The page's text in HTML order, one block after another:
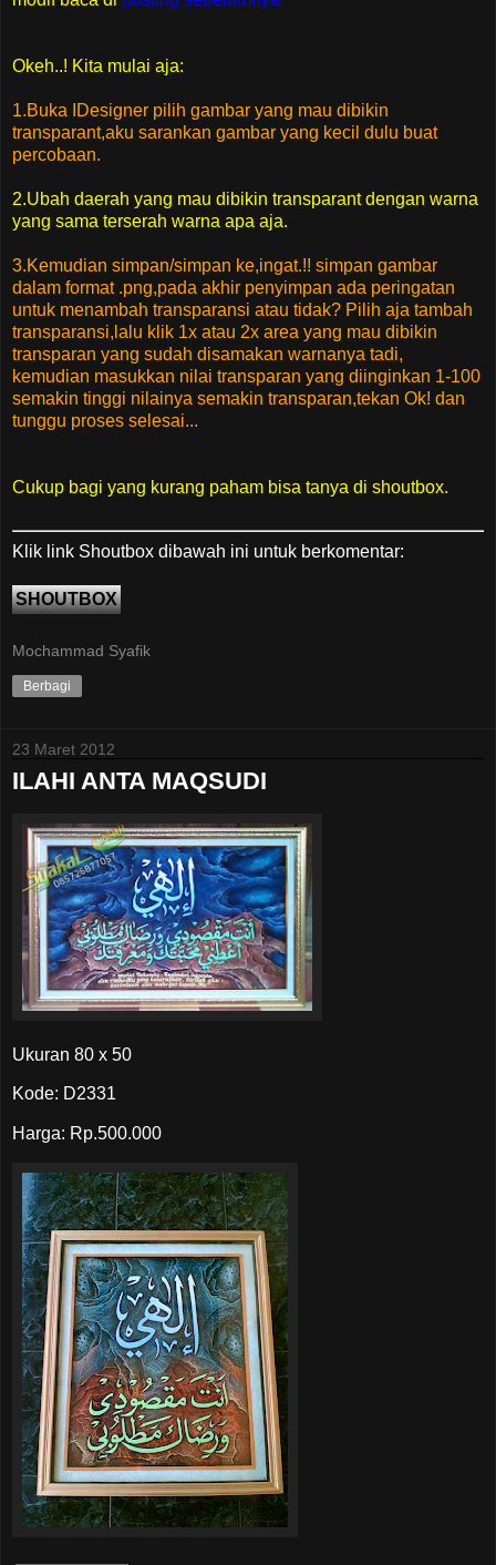
Okeh..! Kita mulai aja:
1.Buka IDesigner pilih gambar yang mau dibikin
transparant,aku sarankan gambar yang kecil dulu buat
percobaan.
2.Ubah daerah yang mau dibikin transparant dengan warna
yang sama terserah warna apa aja.
3.Kemudian simpan/simpan ke,ingat.!! simpan gambar
dalam format .png,pada akhir penyimpan ada peringatan
untuk menambah transparansi atau tidak? Pilih aja tambah
transparansi,lalu klik 1x atau 2x area yang mau dibikin
transparan yang sudah disamakan warnanya tadi,
kemudian masukkan nilai transparan yang diinginkan 1-100
semakin tinggi nilainya semakin transparan,tekan Ok! dan
tunggu proses selesai...
Cukup bagi yang kurang paham bisa tanya di shoutbox.
Klik link Shoutbox dibawah ini untuk berkomentar:
SHOUTBOX
Mochammad Syafik
Berbagi
23 Maret 2012
ILAHI ANTA MAQSUDI
Ukuran 80 x 50
Kode: D2331
Harga: Rp.500.000